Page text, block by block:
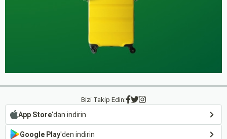
Bizi Takip Edin:
App Store'dan indirin
Google Play'den indirin